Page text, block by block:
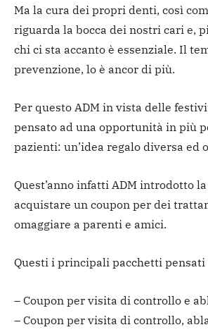
Ma la cura dei propri denti, così
riguarda la bocca dei nostri cari e,
chi ci sta accanto è essenziale. Il
prevenzione, lo è ancor di più.
Per questo ADM in vista delle
pensato ad una opportunità in più
pazienti: un’idea regalo diversa ed
Quest’anno infatti ADM introdotto
acquistare un coupon per dei
omaggiare a parenti e amici.
Questi i principali pacchetti pensati
– Coupon per visita di controllo e
– Coupon per visita di controllo,